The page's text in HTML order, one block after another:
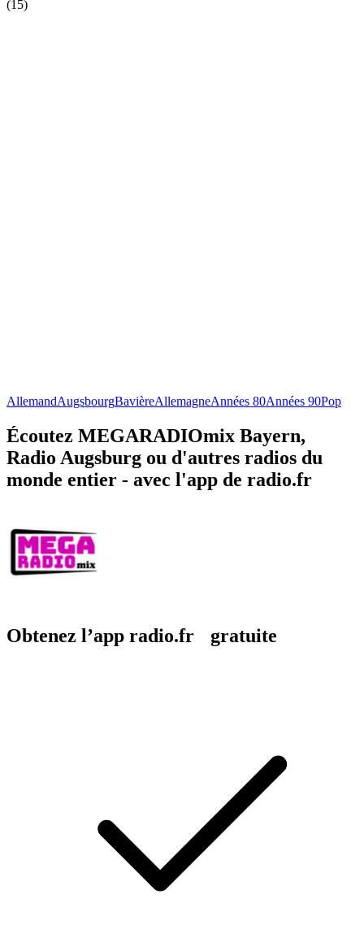
(15)
AllemandAugsbourgBavièreAllemagneAnnées 80Années 90Pop
Écoutez MEGARADIOmix Bayern,
Radio Augsburg ou d'autres radios du
monde entier - avec l'app de radio.fr
Obtenez l’app radio.fr gratuite